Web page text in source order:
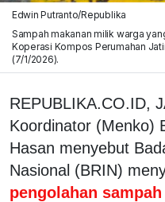
Edwin Putranto/Republika
Sampah makanan milik warga
Koperasi Kompos Perumahan
(7/1/2026).
REPUBLIKA.CO.ID,
Koordinator (Menko)
Hasan menyebut
Nasional (BRIN)
pengolahan sampah